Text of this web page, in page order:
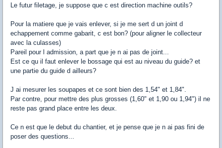
Le futur filetage, je suppose que c est direction machine outils?
Pour la matiere que je vais enlever, si je me sert d un joint d
echappement comme gabarit, c est bon? (pour aligner le collecteur
avec la culasses)
Pareil pour l admission, a part que je n ai pas de joint...
Est ce qu il faut enlever le bossage qui est au niveau du guide? et
une partie du guide d ailleurs?
J ai mesurer les soupapes et ce sont bien des 1,54" et 1,84".
Par contre, pour mettre des plus grosses (1,60" et 1,90 ou 1,94") il ne
reste pas grand place entre les deux.
Ce n est que le debut du chantier, et je pense que je n ai pas fini de
poser des questions...